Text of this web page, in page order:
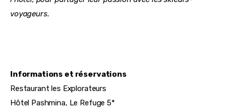
voyageurs.
Informations et réservations
Restaurant les Explorateurs
Hôtel Pashmina, Le Refuge 5*